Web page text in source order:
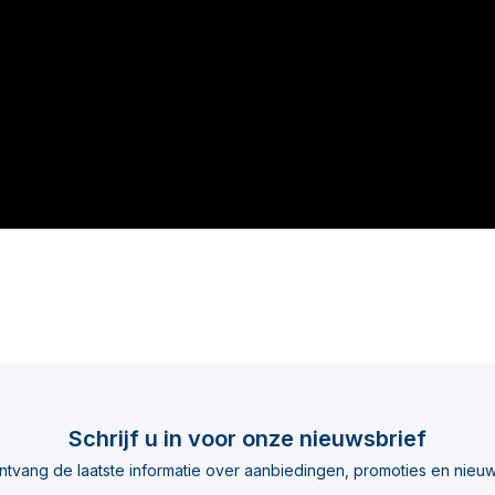
Schrijf u in voor onze nieuwsbrief
de laatste informatie over aanbiedingen, promoties en